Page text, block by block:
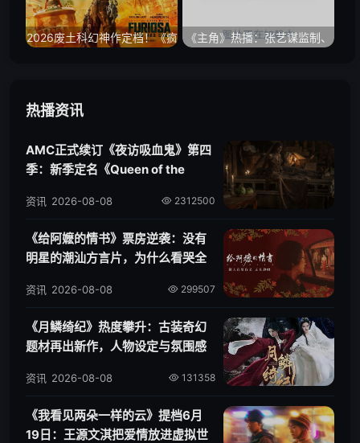
2026废土科幻神作定档！《疯
再度震撼回归
《主角》热播：张艺谋监制、
热播资讯
AMC正式续订《夜访吸血鬼》第四
季：新季定名《Queen of the
2312500
资讯 2026-08-08
《给阿嬷的情书》票房逆袭：没有
明星的潮汕方言片，为什么看哭全
299507
资讯 2026-08-08
《月鳞绮纪》热度攀升：古装奇幻
题材再出新作，人物设定与氛围感
131358
资讯 2026-08-08
《我看见两朵一样的云》提档6月
19日：王源文淇把爱情放进虚拟世